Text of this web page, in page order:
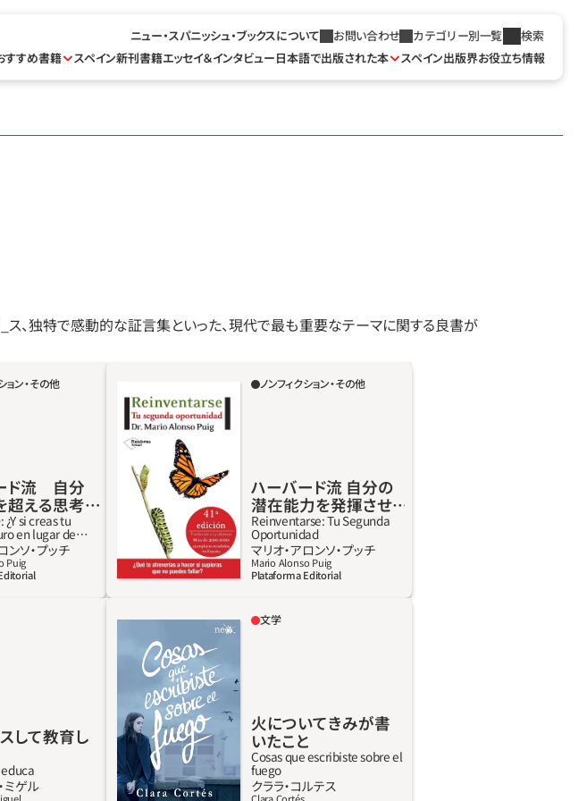
ニュー・スパニッシュ・ブックスについて お問い合わせ カテゴリー別一覧
検索
すすめ書籍
スペイン新刊書籍エッセイ＆インタビュー日本語で出版された本 スペイン出版界お役立ち情報
ス、独特で感動的な証言集といった、現代で最も重要なテーマに関する良書が
誰もが心の
覚めさせ、開
学、心理学、
な世界の中
く道筋を描く
と進化の道の
私たちはより
それは、何を
であるかに
詳しく見る
ョン・その他
ド流 自分
超える思考
¿Y si creas tu
en lugar de
ンソ・プッチ
Puig
マリオ・アロンソ・プッチ博士が、自分自身をも
っと深く理解するための地図を示してくれま
す。私たちが世界を見て、感じ取るときの「もの
の見方」は、実はどのようにして作られるのか。
その秘密を博士が一つずつ解き明かしていき
ます。 私たちのものの見方は、往々にして未来
への可能性よりも過去の失敗や責任に目を向
けさせがちです。しかし本書を読むことで、そん
な状況も全く新しい視点で捉え直すことがで
きるようになるでしょう。
詳しく見る
ノンフィクション・その他
ハーバード流 自分の
潜在能力を発揮させ
る技術
Reinventarse: Tu Segunda
Oportunidad
マリオ・アロンソ・プッチ
Mario Alonso Puig
Plataforma Editorial
に関して数多
答えている。
、整理整頓、
など。その
数多く紹介
モアのセンス
な日々の状況
を和らげ、
詳しく見る
して教育し
ミゲル
イグナシとマリアは最初から別れる運命にあ
った。マリアが転校してきたとき、みんなが彼
女のかかえる問題、ひどい殴打を受けて母が昏
睡状態で入院していることを知っていた。だが
暗い過去がマリアの行く手に影を落とすこと
はなく、間もなく彼女はクラスの中心的存在に
なる。ほほえみと機知に富んだマリアは、大勢
のなかでもひときわ輝いている。ずっとその学
詳しく見る
文学
火についてきみが書
いたこと
Cosas que escribiste sobre el
fuego
クララ‧コルテス